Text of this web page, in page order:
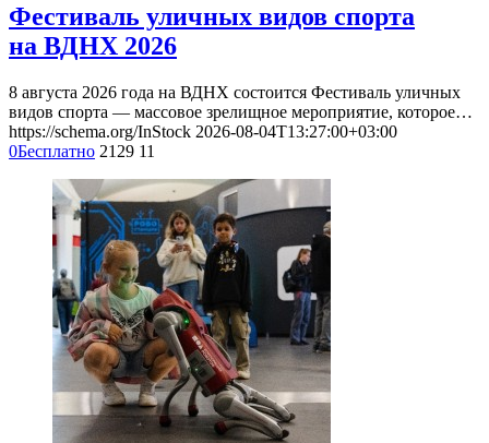
Фестиваль уличных видов спорта
на ВДНХ 2026
8 августа 2026 года на ВДНХ состоится Фестиваль уличных
видов спорта — массовое зрелищное мероприятие, которое…
https://schema.org/InStock 2026-08-04T13:27:00+03:00
0Бесплатно 2129 11